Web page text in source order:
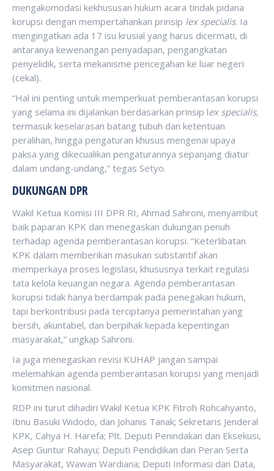
mengakomodasi kekhususan hukum acara tindak pidana
korupsi dengan mempertahankan prinsip lex specialis. Ia
mengingatkan ada 17 isu krusial yang harus dicermati, di
antaranya kewenangan penyadapan, pengangkatan
penyelidik, serta mekanisme pencegahan ke luar negeri
(cekal).
“Hal ini penting untuk memperkuat pemberantasan korupsi
yang selama ini dijalankan berdasarkan prinsip lex specialis,
termasuk keselarasan batang tubuh dan ketentuan
peralihan, hingga pengaturan khusus mengenai upaya
paksa yang dikecualikan pengaturannya sepanjang diatur
dalam undang-undang,” tegas Setyo.
DUKUNGAN DPR
Wakil Ketua Komisi III DPR RI, Ahmad Sahroni, menyambut
baik paparan KPK dan menegaskan dukungan penuh
terhadap agenda pemberantasan korupsi. “Keterlibatan
KPK dalam memberikan masukan substantif akan
memperkaya proses legislasi, khususnya terkait regulasi
tata kelola keuangan negara. Agenda pemberantasan
korupsi tidak hanya berdampak pada penegakan hukum,
tapi berkontribusi pada terciptanya pemerintahan yang
bersih, akuntabel, dan berpihak kepada kepentingan
masyarakat,” ungkap Sahroni.
Ia juga menegaskan revisi KUHAP jangan sampai
melemahkan agenda pemberantasan korupsi yang menjadi
komitmen nasional.
RDP ini turut dihadiri Wakil Ketua KPK Fitroh Rohcahyanto,
Ibnu Basuki Widodo, dan Johanis Tanak; Sekretaris Jenderal
KPK, Cahya H. Harefa; Plt. Deputi Penindakan dan Eksekusi,
Asep Guntur Rahayu; Deputi Pendidikan dan Peran Serta
Masyarakat, Wawan Wardiana; Deputi Informasi dan Data,